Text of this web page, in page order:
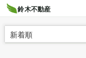
新着順
鈴木不動産